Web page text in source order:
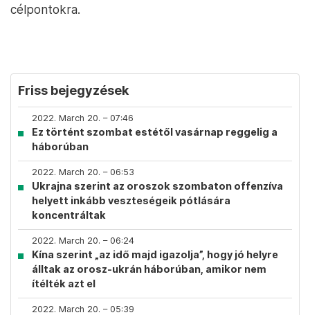
célpontokra.
Friss bejegyzések
2022. March 20. – 07:46
Ez történt szombat estétől vasárnap reggelig a
háborúban
2022. March 20. – 06:53
Ukrajna szerint az oroszok szombaton offenzíva
helyett inkább veszteségeik pótlására
koncentráltak
2022. March 20. – 06:24
Kína szerint „az idő majd igazolja”, hogy jó helyre
álltak az orosz-ukrán háborúban, amikor nem
ítélték azt el
2022. March 20. – 05:39